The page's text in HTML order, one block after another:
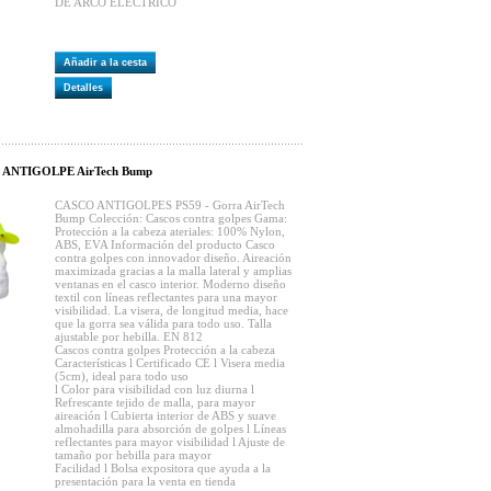
Añadir a la cesta
Detalles
ANTIGOLPE AirTech Bump
CASCO ANTIGOLPES PS59 - Gorra AirTech
Bump Colección: Cascos contra golpes Gama:
Protección a la cabeza ateriales: 100% Nylon,
ABS, EVA Información del producto Casco
contra golpes con innovador diseño. Aireación
maximizada gracias a la malla lateral y amplias
ventanas en el casco interior. Moderno diseño
textil con líneas reflectantes para una mayor
visibilidad. La visera, de longitud media, hace
que la gorra sea válida para todo uso. Talla
ajustable por hebilla. EN 812
Cascos contra golpes Protección a la cabeza
Características l Certificado CE l Visera media
(5cm), ideal para todo uso
l Color para visibilidad con luz diurna l
Refrescante tejido de malla, para mayor
aireación l Cubierta interior de ABS y suave
almohadilla para absorción de golpes l Líneas
reflectantes para mayor visibilidad l Ajuste de
tamaño por hebilla para mayor
Facilidad l Bolsa expositora que ayuda a la
presentación para la venta en tienda